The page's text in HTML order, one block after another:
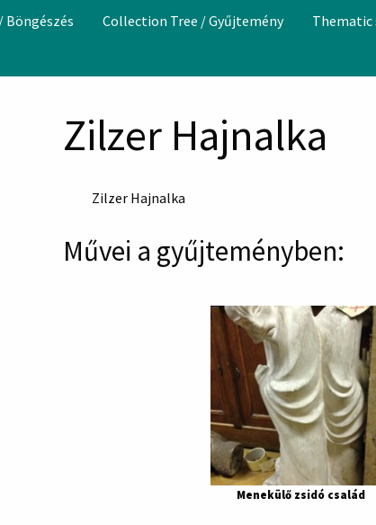
Böngészés Collection Tree / Gyűjtemény Thematic
Zilzer Hajnalka
Zilzer Hajnalka
Művei a gyűjteményben:
Menekülő zsidó család